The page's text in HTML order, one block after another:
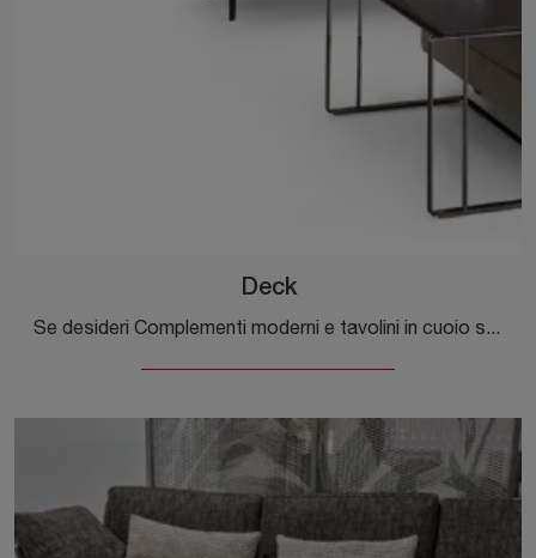
Deck
Se desideri Complementi moderni e tavolini in cuoio scopri di più sul modello Deck dell'azienda Dema.